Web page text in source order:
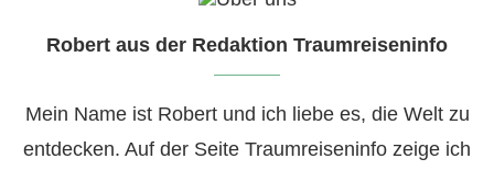
Robert aus der Redaktion Traumreiseninfo
Mein Name ist Robert und ich liebe es, die Welt zu
entdecken. Auf der Seite Traumreiseninfo zeige ich